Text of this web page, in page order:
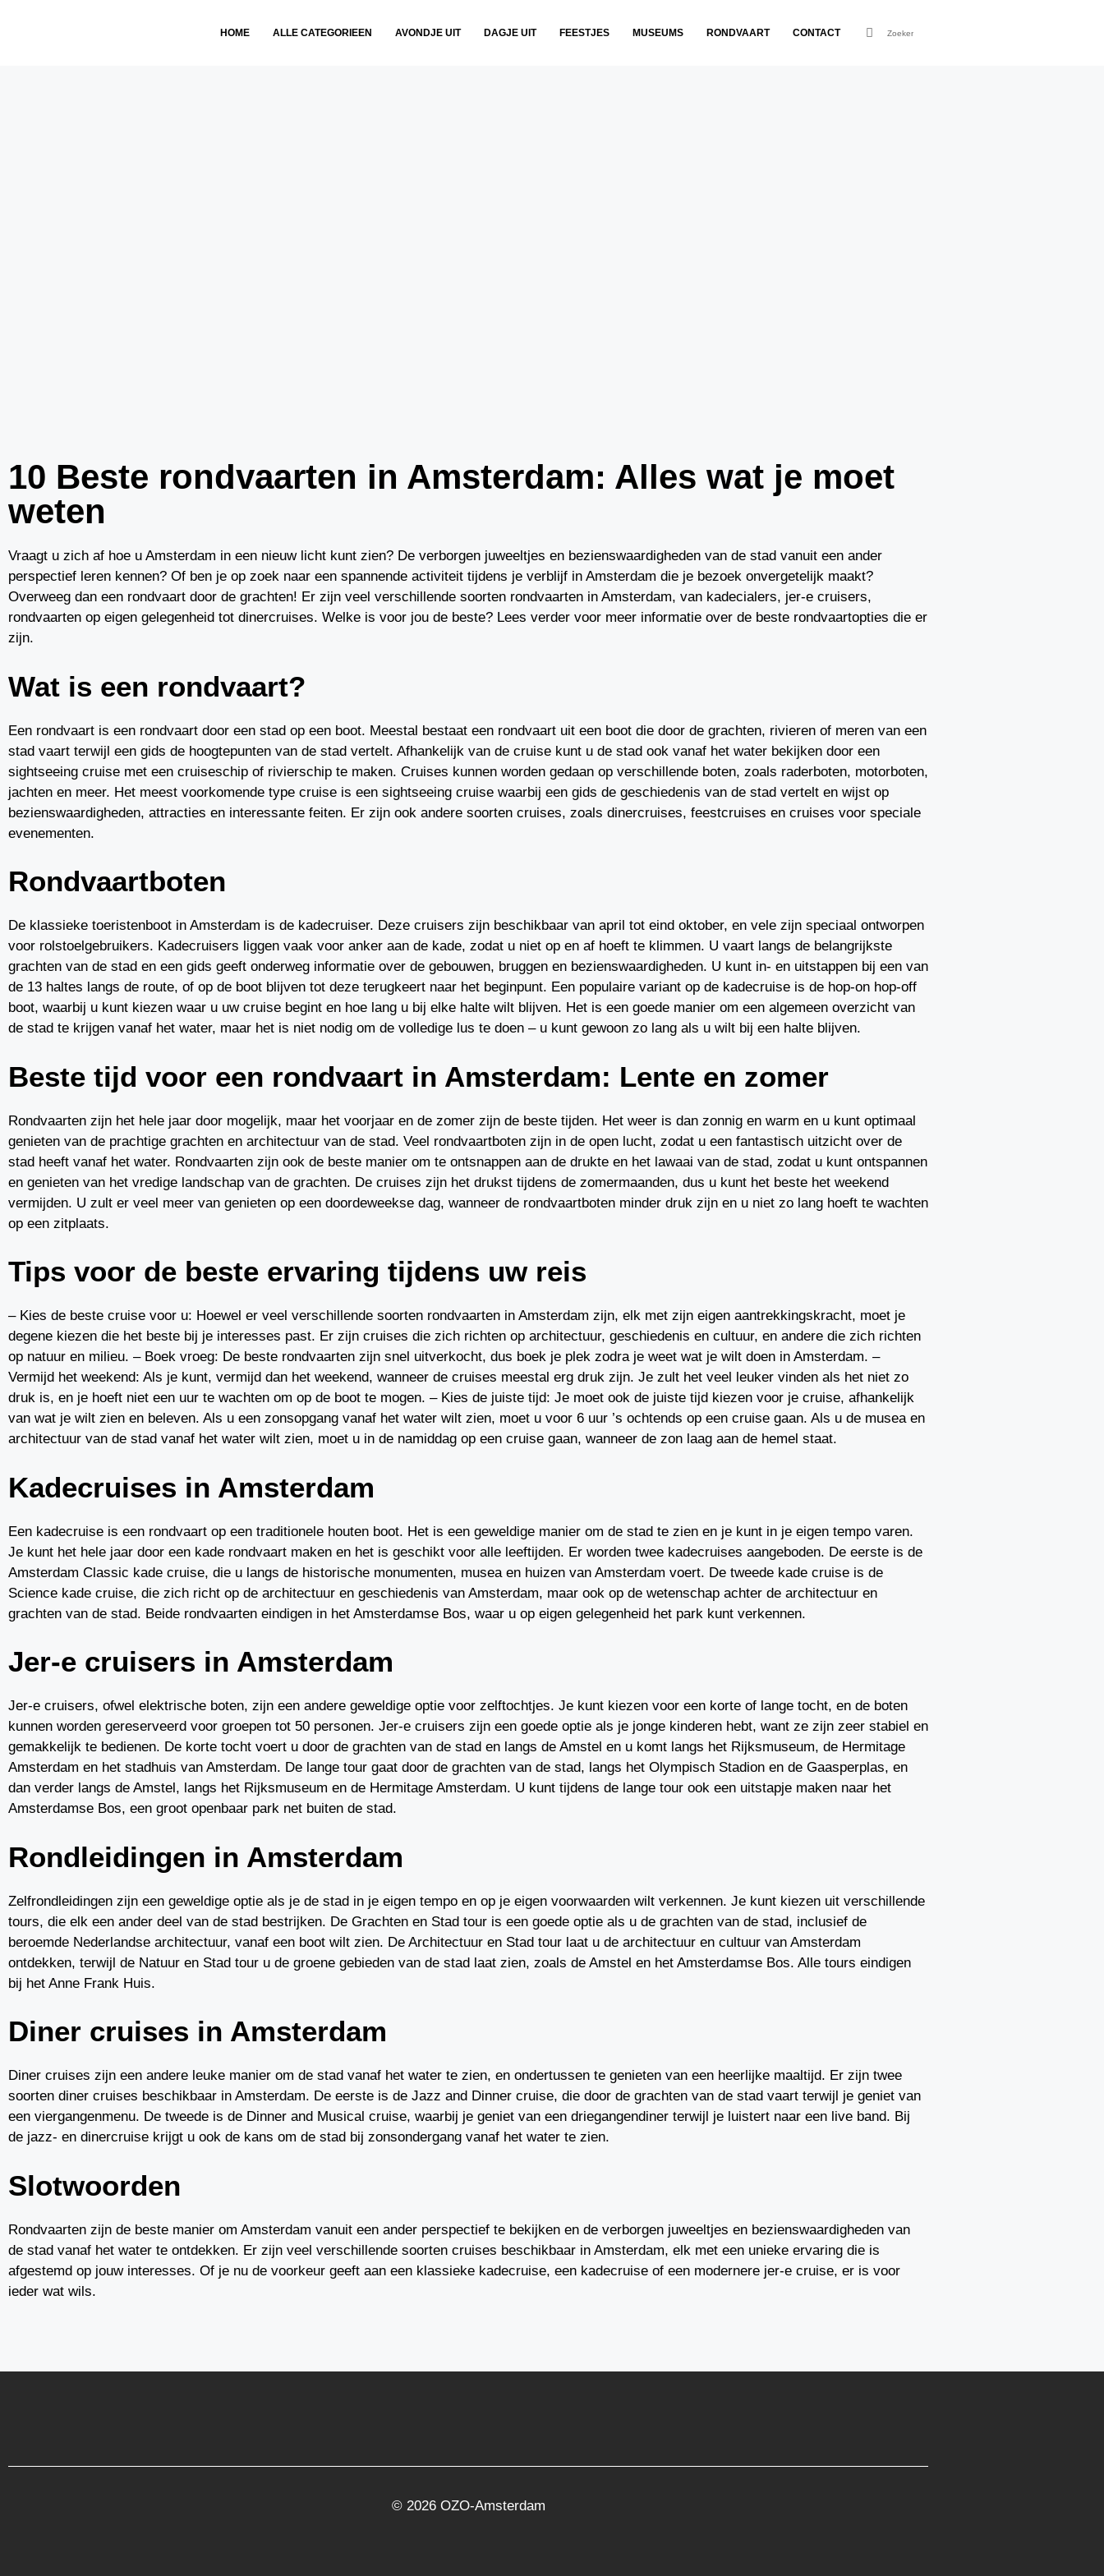
HOME ALLE CATEGORIEEN AVONDJE UIT DAGJE UIT FEESTJES MUSEUMS RONDVAART CONTACT
10 Beste rondvaarten in Amsterdam: Alles wat je moet
weten
Vraagt u zich af hoe u Amsterdam in een nieuw licht kunt zien? De verborgen juweeltjes en bezienswaardigheden van de stad vanuit een ander
perspectief leren kennen? Of ben je op zoek naar een spannende activiteit tijdens je verblijf in Amsterdam die je bezoek onvergetelijk maakt?
Overweeg dan een rondvaart door de grachten! Er zijn veel verschillende soorten rondvaarten in Amsterdam, van kadecialers, jer-e cruisers,
rondvaarten op eigen gelegenheid tot dinercruises. Welke is voor jou de beste? Lees verder voor meer informatie over de beste rondvaartopties die er
zijn.
Wat is een rondvaart?
Een rondvaart is een rondvaart door een stad op een boot. Meestal bestaat een rondvaart uit een boot die door de grachten, rivieren of meren van een
stad vaart terwijl een gids de hoogtepunten van de stad vertelt. Afhankelijk van de cruise kunt u de stad ook vanaf het water bekijken door een
sightseeing cruise met een cruiseschip of rivierschip te maken. Cruises kunnen worden gedaan op verschillende boten, zoals raderboten, motorboten,
jachten en meer. Het meest voorkomende type cruise is een sightseeing cruise waarbij een gids de geschiedenis van de stad vertelt en wijst op
bezienswaardigheden, attracties en interessante feiten. Er zijn ook andere soorten cruises, zoals dinercruises, feestcruises en cruises voor speciale
evenementen.
Rondvaartboten
De klassieke toeristenboot in Amsterdam is de kadecruiser. Deze cruisers zijn beschikbaar van april tot eind oktober, en vele zijn speciaal ontworpen
voor rolstoelgebruikers. Kadecruisers liggen vaak voor anker aan de kade, zodat u niet op en af hoeft te klimmen. U vaart langs de belangrijkste
grachten van de stad en een gids geeft onderweg informatie over de gebouwen, bruggen en bezienswaardigheden. U kunt in- en uitstappen bij een van
de 13 haltes langs de route, of op de boot blijven tot deze terugkeert naar het beginpunt. Een populaire variant op de kadecruise is de hop-on hop-off
boot, waarbij u kunt kiezen waar u uw cruise begint en hoe lang u bij elke halte wilt blijven. Het is een goede manier om een algemeen overzicht van
de stad te krijgen vanaf het water, maar het is niet nodig om de volledige lus te doen – u kunt gewoon zo lang als u wilt bij een halte blijven.
Beste tijd voor een rondvaart in Amsterdam: Lente en zomer
Rondvaarten zijn het hele jaar door mogelijk, maar het voorjaar en de zomer zijn de beste tijden. Het weer is dan zonnig en warm en u kunt optimaal
genieten van de prachtige grachten en architectuur van de stad. Veel rondvaartboten zijn in de open lucht, zodat u een fantastisch uitzicht over de
stad heeft vanaf het water. Rondvaarten zijn ook de beste manier om te ontsnappen aan de drukte en het lawaai van de stad, zodat u kunt ontspannen
en genieten van het vredige landschap van de grachten. De cruises zijn het drukst tijdens de zomermaanden, dus u kunt het beste het weekend
vermijden. U zult er veel meer van genieten op een doordeweekse dag, wanneer de rondvaartboten minder druk zijn en u niet zo lang hoeft te wachten
op een zitplaats.
Tips voor de beste ervaring tijdens uw reis
– Kies de beste cruise voor u: Hoewel er veel verschillende soorten rondvaarten in Amsterdam zijn, elk met zijn eigen aantrekkingskracht, moet je
degene kiezen die het beste bij je interesses past. Er zijn cruises die zich richten op architectuur, geschiedenis en cultuur, en andere die zich richten
op natuur en milieu. – Boek vroeg: De beste rondvaarten zijn snel uitverkocht, dus boek je plek zodra je weet wat je wilt doen in Amsterdam. –
Vermijd het weekend: Als je kunt, vermijd dan het weekend, wanneer de cruises meestal erg druk zijn. Je zult het veel leuker vinden als het niet zo
druk is, en je hoeft niet een uur te wachten om op de boot te mogen. – Kies de juiste tijd: Je moet ook de juiste tijd kiezen voor je cruise, afhankelijk
van wat je wilt zien en beleven. Als u een zonsopgang vanaf het water wilt zien, moet u voor 6 uur ’s ochtends op een cruise gaan. Als u de musea en
architectuur van de stad vanaf het water wilt zien, moet u in de namiddag op een cruise gaan, wanneer de zon laag aan de hemel staat.
Kadecruises in Amsterdam
Een kadecruise is een rondvaart op een traditionele houten boot. Het is een geweldige manier om de stad te zien en je kunt in je eigen tempo varen.
Je kunt het hele jaar door een kade rondvaart maken en het is geschikt voor alle leeftijden. Er worden twee kadecruises aangeboden. De eerste is de
Amsterdam Classic kade cruise, die u langs de historische monumenten, musea en huizen van Amsterdam voert. De tweede kade cruise is de
Science kade cruise, die zich richt op de architectuur en geschiedenis van Amsterdam, maar ook op de wetenschap achter de architectuur en
grachten van de stad. Beide rondvaarten eindigen in het Amsterdamse Bos, waar u op eigen gelegenheid het park kunt verkennen.
Jer-e cruisers in Amsterdam
Jer-e cruisers, ofwel elektrische boten, zijn een andere geweldige optie voor zelftochtjes. Je kunt kiezen voor een korte of lange tocht, en de boten
kunnen worden gereserveerd voor groepen tot 50 personen. Jer-e cruisers zijn een goede optie als je jonge kinderen hebt, want ze zijn zeer stabiel en
gemakkelijk te bedienen. De korte tocht voert u door de grachten van de stad en langs de Amstel en u komt langs het Rijksmuseum, de Hermitage
Amsterdam en het stadhuis van Amsterdam. De lange tour gaat door de grachten van de stad, langs het Olympisch Stadion en de Gaasperplas, en
dan verder langs de Amstel, langs het Rijksmuseum en de Hermitage Amsterdam. U kunt tijdens de lange tour ook een uitstapje maken naar het
Amsterdamse Bos, een groot openbaar park net buiten de stad.
Rondleidingen in Amsterdam
Zelfrondleidingen zijn een geweldige optie als je de stad in je eigen tempo en op je eigen voorwaarden wilt verkennen. Je kunt kiezen uit verschillende
tours, die elk een ander deel van de stad bestrijken. De Grachten en Stad tour is een goede optie als u de grachten van de stad, inclusief de
beroemde Nederlandse architectuur, vanaf een boot wilt zien. De Architectuur en Stad tour laat u de architectuur en cultuur van Amsterdam
ontdekken, terwijl de Natuur en Stad tour u de groene gebieden van de stad laat zien, zoals de Amstel en het Amsterdamse Bos. Alle tours eindigen
bij het Anne Frank Huis.
Diner cruises in Amsterdam
Diner cruises zijn een andere leuke manier om de stad vanaf het water te zien, en ondertussen te genieten van een heerlijke maaltijd. Er zijn twee
soorten diner cruises beschikbaar in Amsterdam. De eerste is de Jazz and Dinner cruise, die door de grachten van de stad vaart terwijl je geniet van
een viergangenmenu. De tweede is de Dinner and Musical cruise, waarbij je geniet van een driegangendiner terwijl je luistert naar een live band. Bij
de jazz- en dinercruise krijgt u ook de kans om de stad bij zonsondergang vanaf het water te zien.
Slotwoorden
Rondvaarten zijn de beste manier om Amsterdam vanuit een ander perspectief te bekijken en de verborgen juweeltjes en bezienswaardigheden van
de stad vanaf het water te ontdekken. Er zijn veel verschillende soorten cruises beschikbaar in Amsterdam, elk met een unieke ervaring die is
afgestemd op jouw interesses. Of je nu de voorkeur geeft aan een klassieke kadecruise, een kadecruise of een modernere jer-e cruise, er is voor
ieder wat wils.
© 2026 OZO-Amsterdam